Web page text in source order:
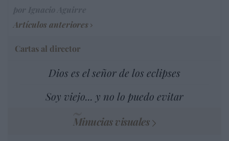
Artículos anteriores
Cartas al director
Dios es el señor de los eclipses
Soy viejo... y no lo puedo evitar
Minucias visuales